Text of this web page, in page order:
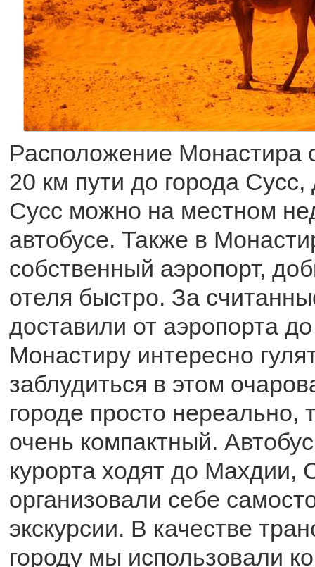
Расположение Монастира
20 км пути до города Сусс,
Сусс можно на местном
автобусе. Также в
собственный аэропорт,
отеля быстро. За
доставили от аэропорта
Монастиру интересно
заблудиться в этом
городе просто нереально,
очень компактный.
курорта ходят до Махдии,
организовали себе
экскурсии. В качестве
городу мы использовали